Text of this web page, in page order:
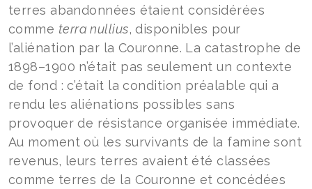
terres abandonnées étaient considérées
comme terra nullius, disponibles pour
l’aliénation par la Couronne. La catastrophe de
1898–1900 n’était pas seulement un contexte
de fond : c’était la condition préalable qui a
rendu les aliénations possibles sans
provoquer de résistance organisée immédiate.
Au moment où les survivants de la famine sont
revenus, leurs terres avaient été classées
comme terres de la Couronne et concédées